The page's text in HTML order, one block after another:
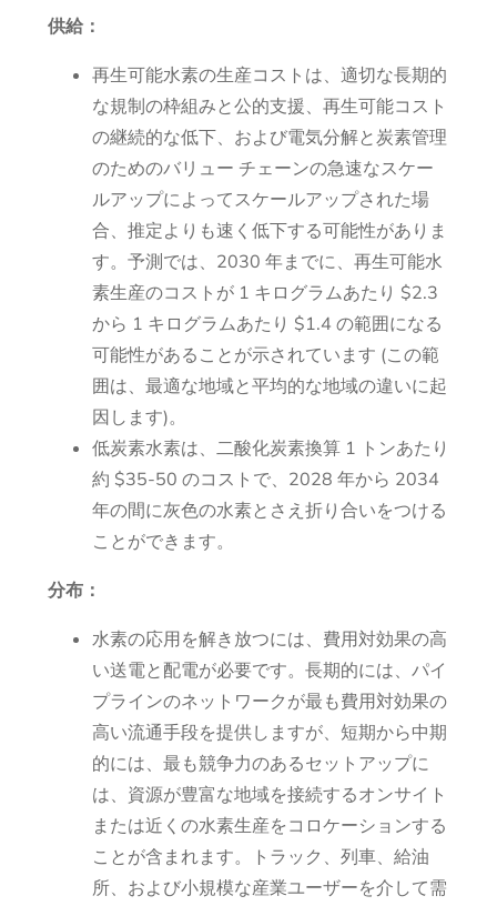
供給：
再生可能水素の生産コストは、適切な長期的
な規制の枠組みと公的支援、再生可能コスト
の継続的な低下、および電気分解と炭素管理
のためのバリュー チェーンの急速なスケー
ルアップによってスケールアップされた場
合、推定よりも速く低下する可能性がありま
す。予測では、2030 年までに、再生可能水
素生産のコストが 1 キログラムあたり $2.3
から 1 キログラムあたり $1.4 の範囲になる
可能性があることが示されています (この範
囲は、最適な地域と平均的な地域の違いに起
因します)。
低炭素水素は、二酸化炭素換算 1 トンあたり
約 $35-50 のコストで、2028 年から 2034
年の間に灰色の水素とさえ折り合いをつける
ことができます。
分布：
水素の応用を解き放つには、費用対効果の高
い送電と配電が必要です。長期的には、パイ
プラインのネットワークが最も費用対効果の
高い流通手段を提供しますが、短期から中期
的には、最も競争力のあるセットアップに
は、資源が豊富な地域を接続するオンサイト
または近くの水素生産をコロケーションする
ことが含まれます。トラック、列車、給油
所、および小規模な産業ユーザーを介して需